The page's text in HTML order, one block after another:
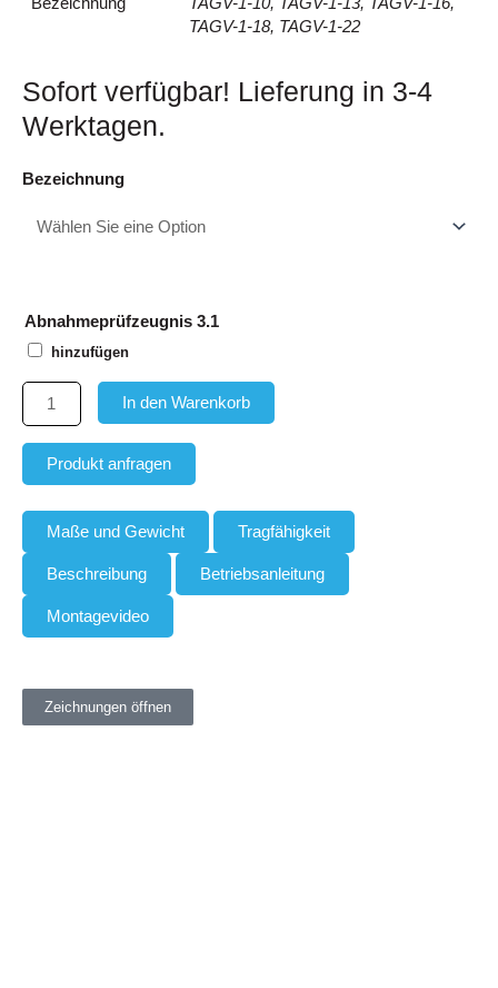
TAGV-1-18, TAGV-1-22
Sofort verfügbar! Lieferung in 3-4
Werktagen.
Bezeichnung
Abnahmeprüfzeugnis 3.1
hinzufügen
Aufhängekopf
Gabelverbinder
In den Warenkorb
Produkt anfragen
Maße und Gewicht Tragfähigkeit
Beschreibung Betriebsanleitung
Montagevideo
Zeichnungen öffnen